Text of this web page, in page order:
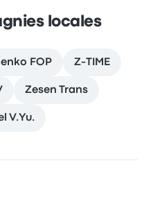
locales
FOP Z-TIME
Zesen Trans
V.Yu.